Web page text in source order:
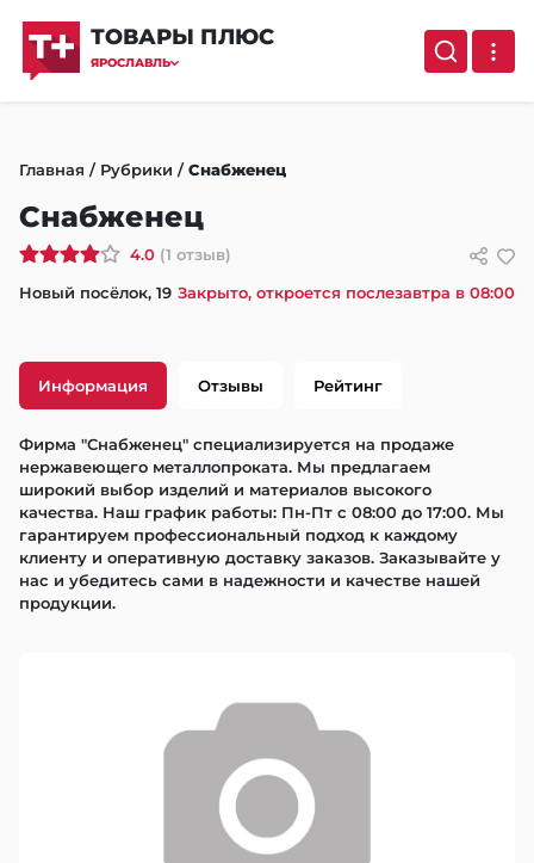
ТОВАРЫ ПЛЮС
ЯРОСЛАВЛЬ
Главная / Рубрики /Снабженец
Снабженец
4.0 (1 отзыв)
Новый посёлок, 19 Закрыто, откроется послезавтра в 08:00
Информация Отзывы Рейтинг
Фирма "Снабженец" специализируется на продаже
нержавеющего металлопроката. Мы предлагаем
широкий выбор изделий и материалов высокого
качества. Наш график работы: Пн-Пт с 08:00 до 17:00. Мы
гарантируем профессиональный подход к каждому
клиенту и оперативную доставку заказов. Заказывайте у
нас и убедитесь сами в надежности и качестве нашей
продукции.